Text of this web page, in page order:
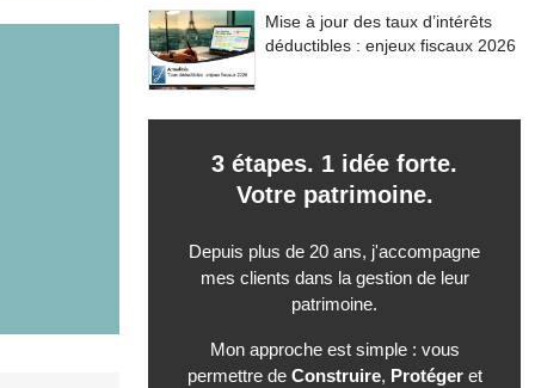
Mise à jour des taux d’intérêts
déductibles : enjeux fiscaux 2026
3 étapes. 1 idée forte.
Votre patrimoine.
Depuis plus de 20 ans, j'accompagne
mes clients dans la gestion de leur
patrimoine.
Mon approche est simple : vous
permettre de Construire, Protégeret